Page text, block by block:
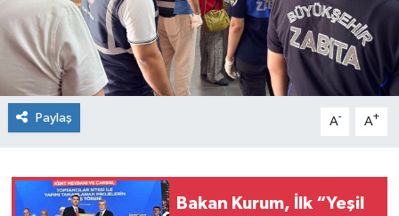
Paylaş A- A+
Bakan Kurum, İlk “Yeşil